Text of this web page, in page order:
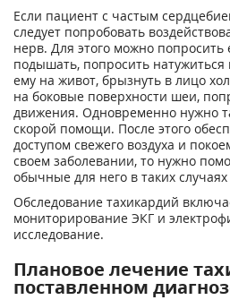
Если пациент с частым
следует попробовать
нерв. Для этого можно попросить
подышать, попросить
ему на живот, брызнуть в лицо
на боковые поверхности шеи,
движения. Одновременно нужно
скорой помощи. После этого
доступом свежего воздуха и
своем заболевании, то нужно
обычные для него в таких случаях
Обследование тахикардий
мониторирование ЭКГ и
исследование.
Плановое лечение
поставленном